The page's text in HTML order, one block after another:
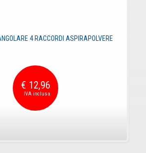
4 RACCORDI ASPIRAPOLVERE
€ 12,96